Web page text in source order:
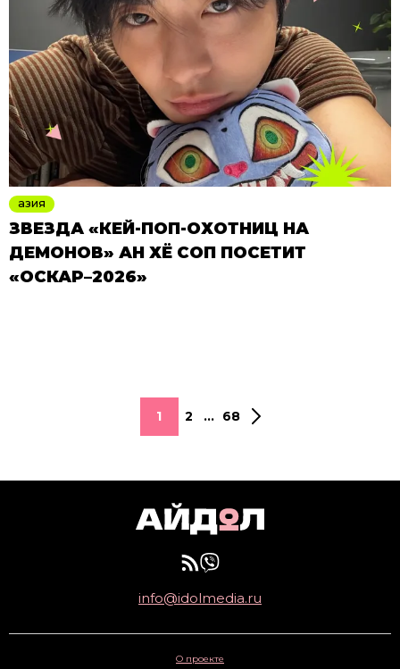
азия
ЗВЕЗДА «КЕЙ-ПОП-ОХОТНИЦ НА
ДЕМОНОВ» АН ХЁ СОП ПОСЕТИТ
«ОСКАР–2026»
1 2 ... 68
info@idolmedia.ru
О проекте